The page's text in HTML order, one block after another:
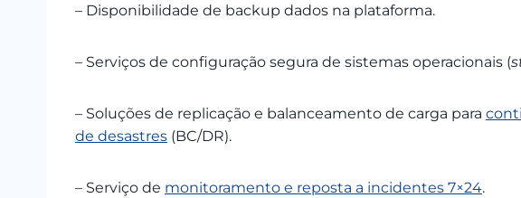
– Disponibilidade de backup dados na plataforma.
– Serviços de configuração segura de sistemas operacionais (
– Soluções de replicação e balanceamento de carga para
de desastres (BC/DR).
– Serviço de monitoramento e reposta a incidentes 7×24.